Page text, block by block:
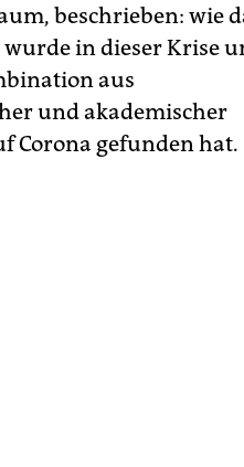
beschrieben: wie
wurde in dieser Krise
aus
und akademischer
Corona gefunden hat.